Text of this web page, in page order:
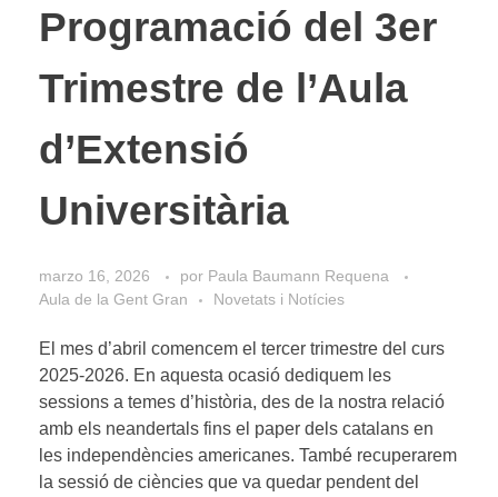
Programació del 3er
Trimestre de l’Aula
d’Extensió
Universitària
marzo 16, 2026 por Paula Baumann Requena
Aula de la Gent Gran
Novetats i Notícies
El mes d’abril comencem el tercer trimestre del curs
2025-2026. En aquesta ocasió dediquem les
sessions a temes d’història, des de la nostra relació
amb els neandertals fins el paper dels catalans en
les independències americanes. També recuperarem
la sessió de ciències que va quedar pendent del